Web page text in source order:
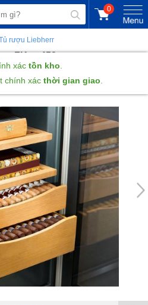
0
rượu Liebherr
ZKes 453
đánh giá)